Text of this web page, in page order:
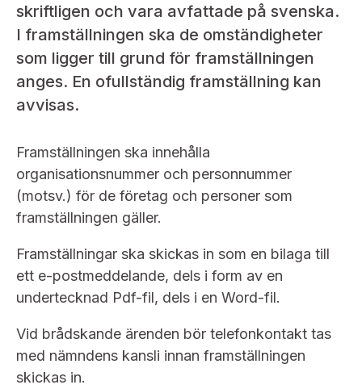
Informationsgivning
Arbetssätt och jävsfrågor
Stadgar
Ledamöter
Huvudmän
Verksamhetsberättelser
Publikationer och anföranden
Framställningar och konsultation
Uttalanden sorterade efter publiceringsdatum
Samtliga uttalanden sorterade årsvis
Sök uttalanden
Avgifter
Prenumerera
Takeover-regler för reglerade marknader och vissa
handelsplattformar
AKTUELLT
Nyheter och pressmeddelanden
Prenumerera
Bildarkiv
KONTAKT
Kontakt administrativa ärenden
skriftligen och vara avfattade på svenska.
I framställningen ska de omständigheter
som ligger till grund för framställningen
anges. En ofullständig framställning kan
avvisas.
Framställningen ska innehålla
organisationsnummer och personnummer
(motsv.) för de företag och personer som
framställningen gäller.
Framställningar ska skickas in som en bilaga till
ett e-postmeddelande, dels i form av en
undertecknad Pdf-fil, dels i en Word-fil.
Vid brådskande ärenden bör telefonkontakt tas
med nämndens kansli innan framställningen
skickas in.